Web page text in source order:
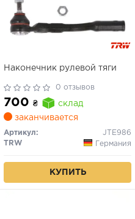
Наконечник рулевой тяги
0 отзывов
700 ₴
склад
заканчивается
Артикул:
JTE986
TRW
Германия
КУПИТЬ